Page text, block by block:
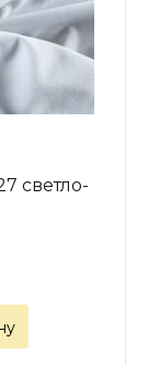
светло-